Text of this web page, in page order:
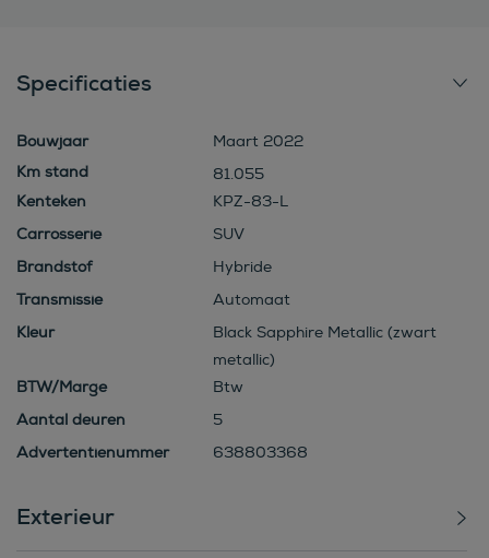
Specificaties
Bouwjaar
Maart 2022
81.055
Kenteken
KPZ-83-L
Carrosserie
SUV
Brandstof
Hybride
Transmissie
Automaat
Kleur
Black Sapphire Metallic (zwart
metallic)
BTW/Marge
Btw
Aantal deuren
5
Advertentienummer
638803368
Exterieur